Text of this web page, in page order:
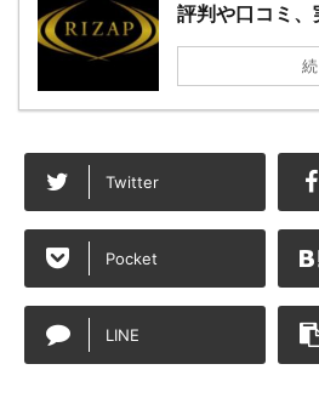
評判や口コミ
Twitter
Pocket
LINE